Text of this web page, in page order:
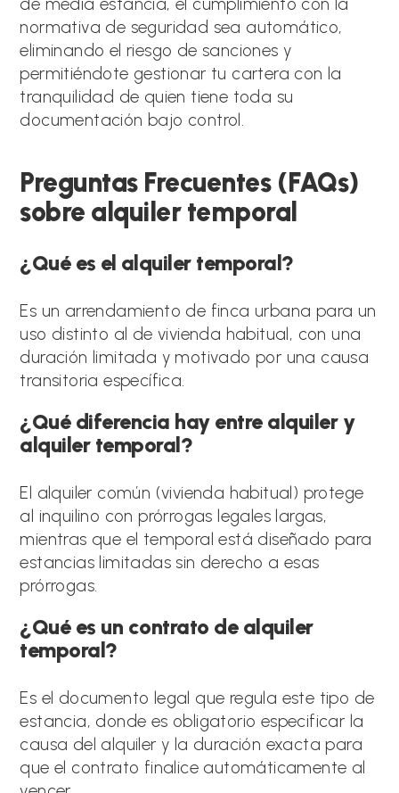
normativa de seguridad sea automático,
eliminando el riesgo de sanciones y
permitiéndote gestionar tu cartera con la
tranquilidad de quien tiene toda su
documentación bajo control.
Preguntas Frecuentes (FAQs)
sobre alquiler temporal
¿Qué es el alquiler temporal?
Es un arrendamiento de finca urbana para un
uso distinto al de vivienda habitual, con una
duración limitada y motivado por una causa
transitoria específica.
¿Qué diferencia hay entre alquiler y
alquiler temporal?
El alquiler común (vivienda habitual) protege
al inquilino con prórrogas legales largas,
mientras que el temporal está diseñado para
estancias limitadas sin derecho a esas
prórrogas.
¿Qué es un contrato de alquiler
temporal?
Es el documento legal que regula este tipo de
estancia, donde es obligatorio especificar la
causa del alquiler y la duración exacta para
que el contrato finalice automáticamente al